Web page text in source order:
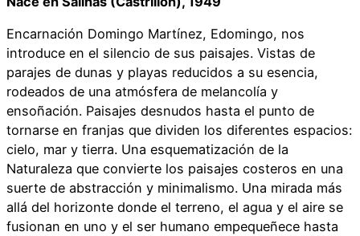
Encarnación Domingo Martínez, Edomingo, nos
introduce en el silencio de sus paisajes. Vistas de
parajes de dunas y playas reducidos a su esencia,
rodeados de una atmósfera de melancolía y
ensoñación. Paisajes desnudos hasta el punto de
tornarse en franjas que dividen los diferentes espacios:
cielo, mar y tierra. Una esquematización de la
Naturaleza que convierte los paisajes costeros en una
suerte de abstracción y minimalismo. Una mirada más
allá del horizonte donde el terreno, el agua y el aire se
fusionan en uno y el ser humano empequeñece hasta